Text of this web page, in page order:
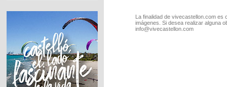
La finalidad de vivecastellon.com
imágenes. Si desea realizar alguna
info@vivecastellon.com